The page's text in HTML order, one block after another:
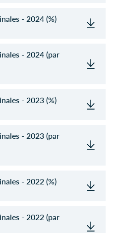
- 2024 (%)
- 2024 (par
- 2023 (%)
- 2023 (par
- 2022 (%)
- 2022 (par